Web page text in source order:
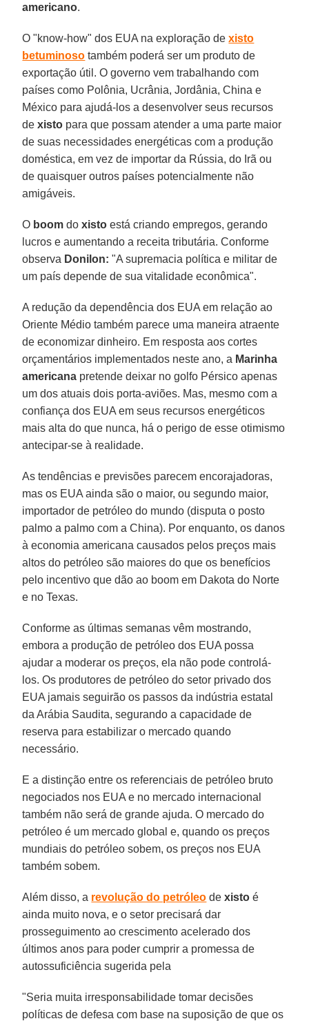
americano.
O "know-how" dos EUA na exploração dexisto
betuminoso também poderá ser um produto de
exportação útil. O governo vem trabalhando com
países como Polônia, Ucrânia, Jordânia, China e
México para ajudá-los a desenvolver seus recursos
dexisto para que possam atender a uma parte maior
de suas necessidades energéticas com a produção
doméstica, em vez de importar da Rússia, do Irã ou
de quaisquer outros países potencialmente não
amigáveis.
O boom doxisto está criando empregos, gerando
lucros e aumentando a receita tributária. Conforme
observa Donilon: "A supremacia política e militar de
um país depende de sua vitalidade econômica".
A redução da dependência dos EUA em relação ao
Oriente Médio também parece uma maneira atraente
de economizar dinheiro. Em resposta aos cortes
orçamentários implementados neste ano, a Marinha
americana pretende deixar no golfo Pérsico apenas
um dos atuais dois porta-aviões. Mas, mesmo com a
confiança dos EUA em seus recursos energéticos
mais alta do que nunca, há o perigo de esse otimismo
antecipar-se à realidade.
As tendências e previsões parecem encorajadoras,
mas os EUA ainda são o maior, ou segundo maior,
importador de petróleo do mundo (disputa o posto
palmo a palmo com a China). Por enquanto, os danos
à economia americana causados pelos preços mais
altos do petróleo são maiores do que os benefícios
pelo incentivo que dão ao boom em Dakota do Norte
e no Texas.
Conforme as últimas semanas vêm mostrando,
embora a produção de petróleo dos EUA possa
ajudar a moderar os preços, ela não pode controlá-
los. Os produtores de petróleo do setor privado dos
EUA jamais seguirão os passos da indústria estatal
da Arábia Saudita, segurando a capacidade de
reserva para estabilizar o mercado quando
necessário.
E a distinção entre os referenciais de petróleo bruto
negociados nos EUA e no mercado internacional
também não será de grande ajuda. O mercado do
petróleo é um mercado global e, quando os preços
mundiais do petróleo sobem, os preços nos EUA
também sobem.
Além disso, a revolução do petróleo dexisto é
ainda muito nova, e o setor precisará dar
prosseguimento ao crescimento acelerado dos
últimos anos para poder cumprir a promessa de
autossuficiência sugerida pela
"Seria muita irresponsabilidade tomar decisões
políticas de defesa com base na suposição de que os